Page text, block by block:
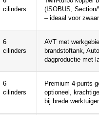
cilinders
(ISOBUS,
– ideaal voor
6
cilinders
AVT met
brandstoftank,
dagproductie met
6
cilinders
Premium 4-punts
optioneel,
bij brede